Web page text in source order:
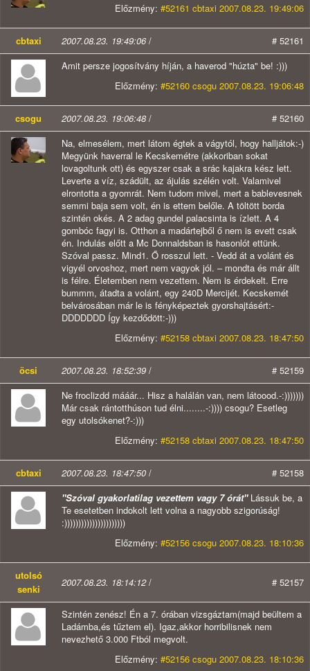
Előzmény: #52161 cbtaxi 2007.08.23. 19:49:06
cbtaxi 2007.08.23. 19:49:06/
# 52161
Amit persze jogosítvány híján, a haverod "húzta" be! :)))
Előzmény: #52160 csogu 2007.08.23. 19:06:48
csogu 2007.08.23. 19:06:48 /
# 52160
Na, elmesélem, mert látom égtek a vágytól, hogy halljátok:-)
Megyünk haverral le Kecskemétre (akkoriban sokat
lovagoltunk ott) és egyszer csak a srác kajakra kész lett.
Leverte a víz, szádült, az ájulás szélén volt. Valamivel
elrontotta a gyomrát. Nem tudom mivel, mert a bablevesnek
semmi baja sem volt, én is ettem belőle. A töltött borda
szintén okés. A 2 adag gundel palacsinta is ízlett. A 4
gombóc fagyi is. Otthon a madártejből ő nem is evett csak
én. Indulás előtt a Mc Donnaldsban is hasonlót ettünk.
Szóval passz. Mind1. Ő rosszul lett. - Vedd át a volánt és
vigyél orvoshoz, mert nem vagyok jól. – mondta és már állt
is félre. Életemben nem vezettem. Nem is érdekelt. Erre
bummm, átadta a volánt, egy 240D Mercijét. Kecskemét
belvárosában már le is fényképeztek gyorshajtásért:-
DDDDDDD Így kezdődött:-)))
Előzmény: #52158 cbtaxi 2007.08.23. 18:47:50
öcsi 2007.08.23. 18:52:39 /
# 52159
Ne froclizdd mááár... Hisz a halálán van, nem látoood.-:)))))))
Már csak rántotthúson tud élni........-:)))) csogu? Esetleg
egy utolsókenet?-:)))
Előzmény: #52158 cbtaxi 2007.08.23. 18:47:50
cbtaxi 2007.08.23. 18:47:50 /
# 52158
"Szóval gyakorlatilag vezettem vagy 7 órát"Lássuk be, a
Te esetetben indokolt lett volna a nagyobb szigorúság!
:))))))))))))))))))))))
Előzmény: #52156 csogu 2007.08.23. 18:10:36
utolsó
senki
2007.08.23. 18:14:12/ # 52157
Szintén zenész! Én a 7. órában vizsgáztam(majd beültem a
Ladámba,és tűztem el). Igaz,akkor horribilisnek nem
nevezhető 3.000 Ftból megvolt.
Előzmény: #52156 csogu 2007.08.23. 18:10:36